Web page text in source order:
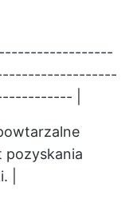
|
pozyskania
|